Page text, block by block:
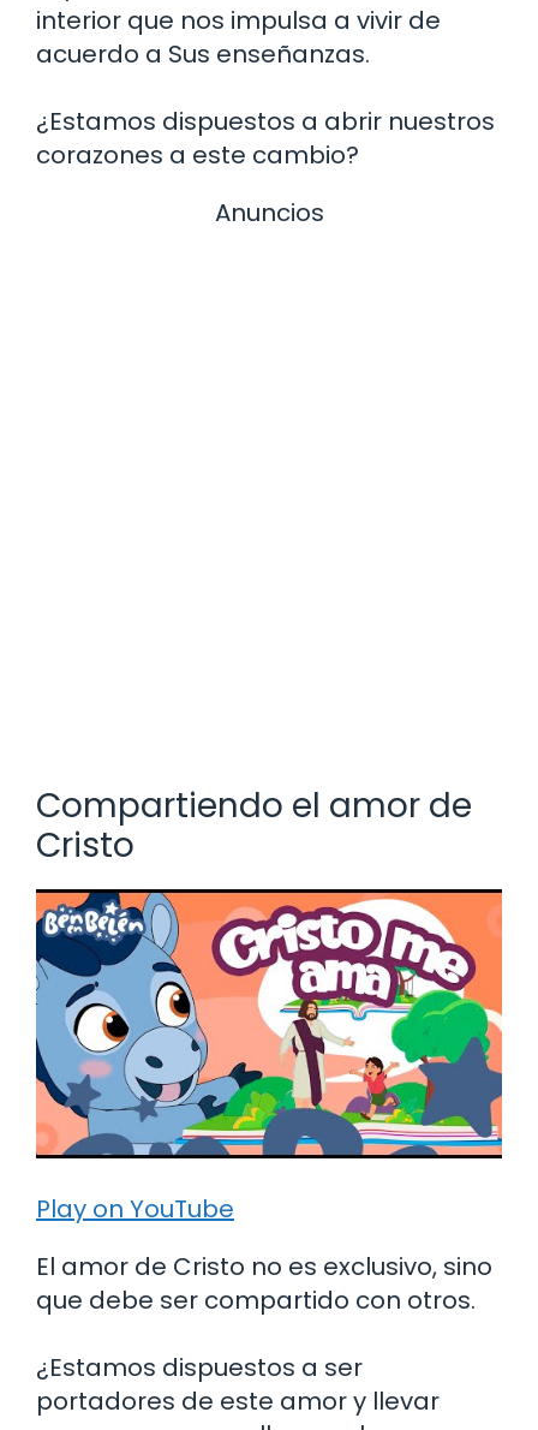
interior que nos impulsa a vivir de
acuerdo a Sus enseñanzas.
¿Estamos dispuestos a abrir nuestros
corazones a este cambio?
Anuncios
Compartiendo el amor de
Cristo
Play on YouTube
El amor de Cristo no es exclusivo, sino
que debe ser compartido con otros.
¿Estamos dispuestos a ser
portadores de este amor y llevar